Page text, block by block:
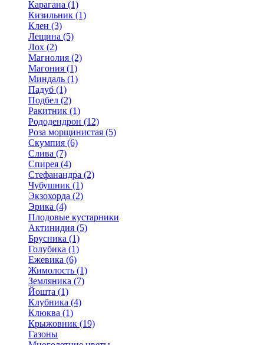
Карагана (1)
Кизильник (1)
Клен (3)
Лещина (5)
Лох (2)
Магнолия (2)
Магония (1)
Миндаль (1)
Падуб (1)
Подбел (2)
Ракитник (1)
Рододендрон (12)
Роза морщинистая (5)
Скумпия (6)
Слива (7)
Спирея (4)
Стефанандра (2)
Чубушник (1)
Экзохорда (2)
Эрика (4)
Плодовые кустарники
Актинидия (5)
Брусника (1)
Голубика (1)
Ежевика (6)
Жимолость (1)
Земляника (7)
Йошта (1)
Клубника (4)
Клюква (1)
Крыжовник (19)
Газоны